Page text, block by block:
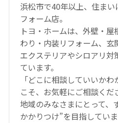
浜松市で40年以上、住ま
フォーム店。
トヨ・ホームは、外壁・
わり・内装リフォーム、玄
エクステリアやシロアリ対
ています。
「どこに相談していいか
こそ、お気軽にご相談くだ
地域のみなさまにとって、
かかりつけ”を目指していま